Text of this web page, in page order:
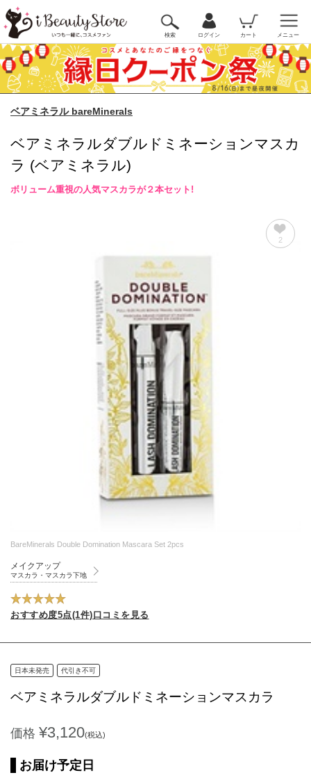
検索 ログイン カート メニュー
ベアミネラル bareMinerals
ベアミネラルダブルドミネーションマスカ
ラ (ベアミネラル)
ボリューム重視の人気マスカラが２本セット!
2
BareMinerals Double Domination Mascara Set 2pcs
メイクアップ
マスカラ・マスカラ下地
おすすめ度5点(1件)口コミを見る
日本未発売 代引き不可
ベアミネラルダブルドミネーションマスカラ
価格 ¥3,120(税込)
お届け予定日